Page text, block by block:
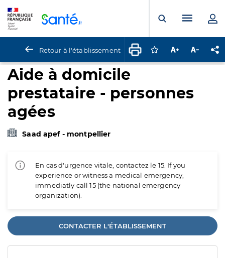
Ouvrir laMenu
Retour à l'établissement Connectez-vous
Augmenter la
Aide à domicile
prestataire - personnes
agées
Saad apef - montpellier
En cas d'urgence vitale, contactez le 15. If you
experience or witness a medical emergency,
immediatly call 15 (the national emergency
organization).
CONTACTER L'ÉTABLISSEMENT